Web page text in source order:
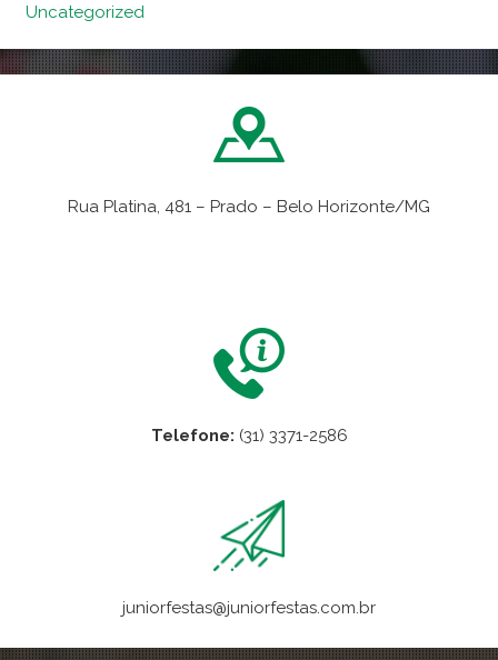
Uncategorized
Rua Platina, 481 – Prado – Belo Horizonte/MG
Telefone: (31) 3371-2586
juniorfestas@juniorfestas.com.br